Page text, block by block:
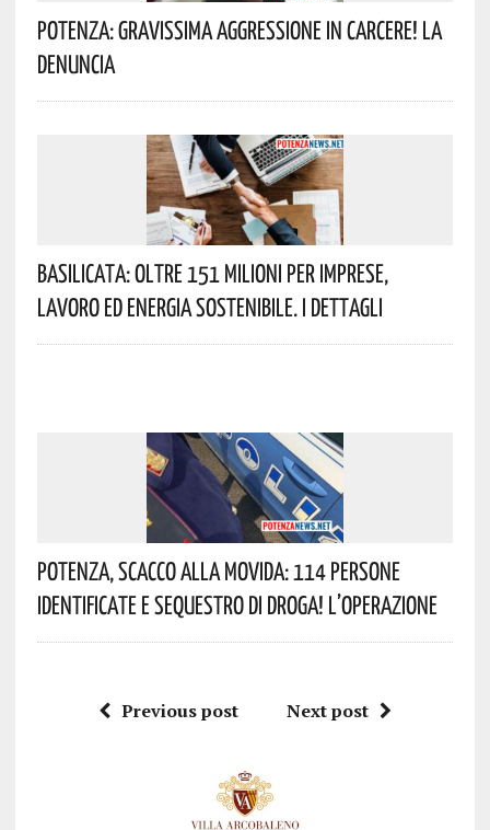
Potenza: Gravissima Aggressione In Carcere! La
Denuncia
Basilicata: Oltre 151 Milioni Per Imprese,
Lavoro Ed Energia Sostenibile. I Dettagli
Potenza, Scacco Alla Movida: 114 Persone
Identificate E Sequestro Di Droga! L’operazione
Previous post Next post